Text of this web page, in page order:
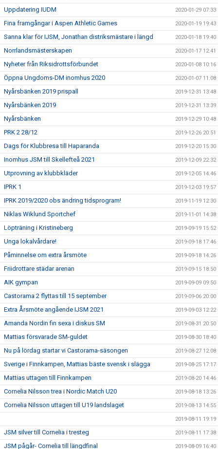
Uppdatering IUDM 2020-01-29 07:33
Fina framgångar i Aspen Athletic Games 2020-01-19 19:43
Sanna klar för IJSM, Jonathan distriksmästare i längd 2020-01-18 19:40
Norrlandsmästerskapen 2020-01-17 12:41
Nyheter från Riksidrottsförbundet 2020-01-08 10:16
Öppna Ungdoms-DM inomhus 2020 2020-01-07 11:08
Nyårsbänken 2019 prispall 2019-12-31 13:48
Nyårsbänken 2019 2019-12-31 13:39
Nyårsbänken 2019-12-29 10:48
PRK 2 28/12 2019-12-26 20:51
Dags för Klubbresa till Haparanda 2019-12-20 15:30
Inomhus JSM till Skellefteå 2021 2019-12-09 22:32
Utprovning av klubbkläder 2019-12-05 14:46
IPRK 1 2019-12-03 19:57
IPRK 2019/2020 obs ändring tidsprogram! 2019-11-19 12:30
Niklas Wiklund Sportchef 2019-11-01 14:38
Löpträning i Kristineberg 2019-09-19 15:52
Unga lokalvårdare! 2019-09-18 17:46
Påminnelse om extra årsmöte 2019-09-18 14:26
Friidrottare städar arenan 2019-09-15 18:50
AIK gympan 2019-09-09 09:50
Castorama 2 flyttas till 15 september 2019-09-06 20:00
Extra Årsmöte angående IJSM 2021 2019-09-03 12:22
Amanda Nordin fin sexa i diskus SM 2019-08-31 20:50
Mattias försvarade SM-guldet 2019-08-30 18:40
Nu på lördag startar vi Castorama-säsongen 2019-08-27 12:08
Sverige i Finnkampen, Mattias bäste svensk i slägga 2019-08-25 17:17
Mattias uttagen till Finnkampen 2019-08-20 14:46
Cornelia Nilsson trea i Nordic Match U20 2019-08-18 13:26
Cornelia Nilsson uttagen till U19 landslaget 2019-08-13 14:55
2019-08-11 19:19
JSM silver till Cornelia i tresteg 2019-08-11 17:38
JSM pågår- Cornelia till längdfinal 2019-08-09 16:40